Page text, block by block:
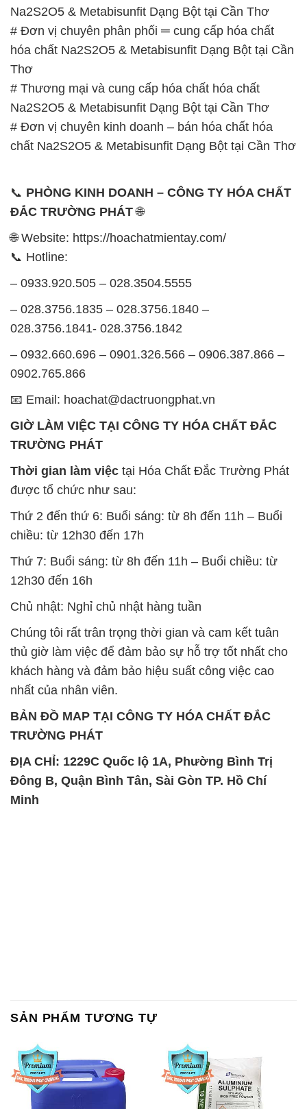
Na2S2O5 & Metabisunfit Dạng Bột tại Cần Thơ
# Đơn vị chuyên phân phối ═ cung cấp hóa chất
hóa chất Na2S2O5 & Metabisunfit Dạng Bột tại Cần
Thơ
# Thương mại và cung cấp hóa chất hóa chất
Na2S2O5 & Metabisunfit Dạng Bột tại Cần Thơ
# Đơn vị chuyên kinh doanh – bán hóa chất hóa
chất Na2S2O5 & Metabisunfit Dạng Bột tại Cần Thơ
📞 PHÒNG KINH DOANH – CÔNG TY HÓA CHẤT
ĐẮC TRƯỜNG PHÁT🌐
🌐 Website: https://hoachatmientay.com/
📞 Hotline:
– 0933.920.505 – 028.3504.5555
– 028.3756.1835 – 028.3756.1840 –
028.3756.1841- 028.3756.1842
– 0932.660.696 – 0901.326.566 – 0906.387.866 –
0902.765.866
📧 Email: hoachat@dactruongphat.vn
GIỜ LÀM VIỆC TẠI CÔNG TY HÓA CHẤT ĐẮC
TRƯỜNG PHÁT
Thời gian làm việc tại Hóa Chất Đắc Trường Phát
được tổ chức như sau:
Thứ 2 đến thứ 6: Buổi sáng: từ 8h đến 11h – Buổi
chiều: từ 12h30 đến 17h
Thứ 7: Buổi sáng: từ 8h đến 11h – Buổi chiều: từ
12h30 đến 16h
Chủ nhật: Nghỉ chủ nhật hàng tuần
Chúng tôi rất trân trọng thời gian và cam kết tuân
thủ giờ làm việc để đảm bảo sự hỗ trợ tốt nhất cho
khách hàng và đảm bảo hiệu suất công việc cao
nhất của nhân viên.
BẢN ĐỒ MAP TẠI CÔNG TY HÓA CHẤT ĐẮC
TRƯỜNG PHÁT
ĐỊA CHỈ: 1229C Quốc lộ 1A, Phường Bình Trị
Đông B, Quận Bình Tân, Sài Gòn TP. Hồ Chí
Minh
SẢN PHẨM TƯƠNG TỰ